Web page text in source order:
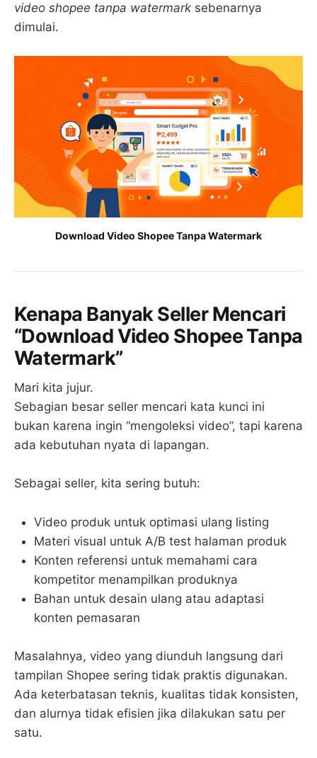
video shopee tanpa watermark sebenarnya
dimulai.
Download Video Shopee Tanpa Watermark
Kenapa Banyak Seller Mencari
“Download Video Shopee Tanpa
Watermark”
Mari kita jujur.
Sebagian besar seller mencari kata kunci ini
bukan karena ingin “mengoleksi video”, tapi karena
ada kebutuhan nyata di lapangan.
Sebagai seller, kita sering butuh:
Video produk untuk optimasi ulang listing
Materi visual untuk A/B test halaman produk
Konten referensi untuk memahami cara
kompetitor menampilkan produknya
Bahan untuk desain ulang atau adaptasi
konten pemasaran
Masalahnya, video yang diunduh langsung dari
tampilan Shopee sering tidak praktis digunakan.
Ada keterbatasan teknis, kualitas tidak konsisten,
dan alurnya tidak efisien jika dilakukan satu per
satu.